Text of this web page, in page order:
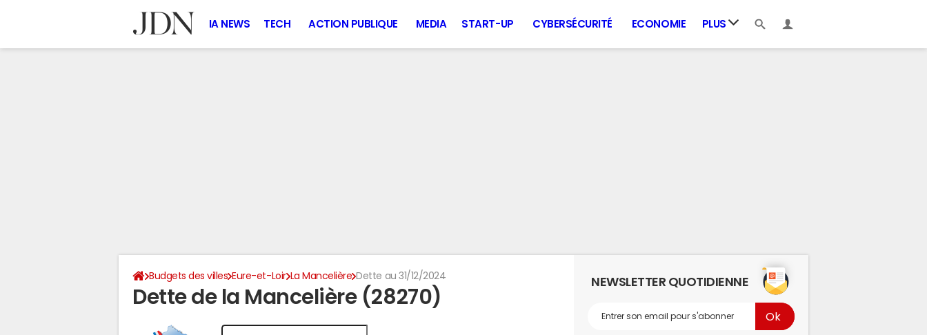
IA NEWS TECH ACTION PUBLIQUE MEDIA START-UP CYBERSÉCURITÉ ECONOMIE PLUS
Budgets des villes Eure-et-Loir La Mancelière Dette au 31/12/2024
Dette de la Mancelière (28270)
NEWSLETTER QUOTIDIENNE